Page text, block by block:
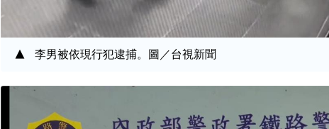
李男被依現行犯逮捕。圖／台視新聞